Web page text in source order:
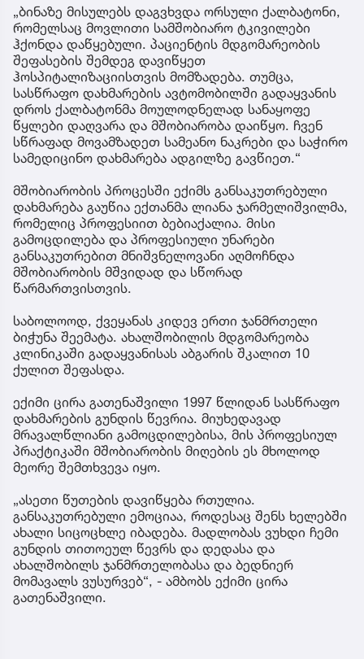
„ბინაზე მისულებს დაგვხვდა ორსული ქალბატონი,
რომელსაც მოვლითი სამშობიარო ტკივილები
ჰქონდა დაწყებული. პაციენტის მდგომარეობის
შეფასების შემდეგ დავიწყეთ
ჰოსპიტალიზაციისთვის მომზადება. თუმცა,
სასწრაფო დახმარების ავტომობილში გადაყვანის
დროს ქალბატონმა მოულოდნელად სანაყოფე
წყლები დაღვარა და მშობიარობა დაიწყო. ჩვენ
სწრაფად მოვამზადეთ სამეანო ნაკრები და საჭირო
სამედიცინო დახმარება ადგილზე გავწიეთ.“
მშობიარობის პროცესში ექიმს განსაკუთრებული
დახმარება გაუწია ექთანმა ლიანა ჯარმელიშვილმა,
რომელიც პროფესიით ბებიაქალია. მისი
გამოცდილება და პროფესიული უნარები
განსაკუთრებით მნიშვნელოვანი აღმოჩნდა
მშობიარობის მშვიდად და სწორად
წარმართვისთვის.
საბოლოოდ, ქვეყანას კიდევ ერთი ჯანმრთელი
ბიჭუნა შეემატა. ახალშობილის მდგომარეობა
კლინიკაში გადაყვანისას აბგარის შკალით 10
ქულით შეფასდა.
ექიმი ცირა გათენაშვილი 1997 წლიდან სასწრაფო
დახმარების გუნდის წევრია. მიუხედავად
მრავალწლიანი გამოცდილებისა, მის პროფესიულ
პრაქტიკაში მშობიარობის მიღების ეს მხოლოდ
მეორე შემთხვევა იყო.
„ასეთი წუთების დავიწყება რთულია.
განსაკუთრებული ემოციაა, როდესაც შენს ხელებში
ახალი სიცოცხლე იბადება. მადლობას ვუხდი ჩემი
გუნდის თითოეულ წევრს და დედასა და
ახალშობილს ჯანმრთელობასა და ბედნიერ
მომავალს ვუსურვებ“, - ამბობს ექიმი ცირა
გათენაშვილი.